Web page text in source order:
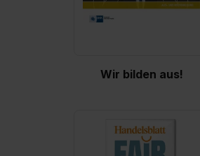
Wirkung für die Zukunft ganz oder
zeigen“. Weitere Informationen:
Wir bilden aus!